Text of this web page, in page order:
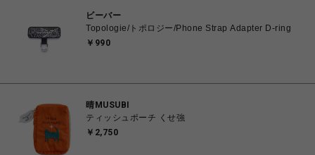
ビーバー
Topologie/トポロジー/Phone Strap Adapter D-ring
￥990
晴MUSUBI
ティッシュポーチ くせ強
￥2,750